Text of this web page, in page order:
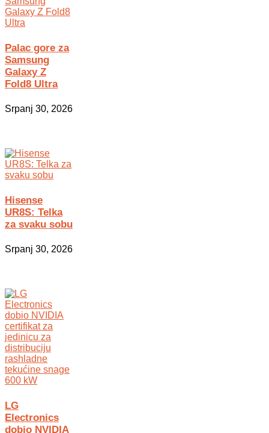
Palac gore za
Samsung
Galaxy Z
Fold8 Ultra
Srpanj 30, 2026
Hisense
UR8S: Telka
za svaku sobu
Srpanj 30, 2026
LG
Electronics
dobio NVIDIA